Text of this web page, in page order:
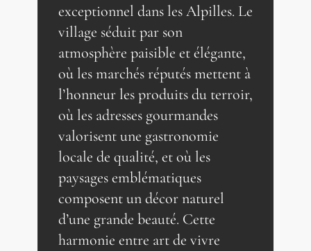
exceptionnel dans les Alpilles. Le
village séduit par son
atmosphère paisible et élégante,
où les marchés réputés mettent à
l’honneur les produits du terroir,
où les adresses gourmandes
valorisent une gastronomie
locale de qualité, et où les
paysages emblématiques
composent un décor naturel
d’une grande beauté. Cette
harmonie entre art de vivre